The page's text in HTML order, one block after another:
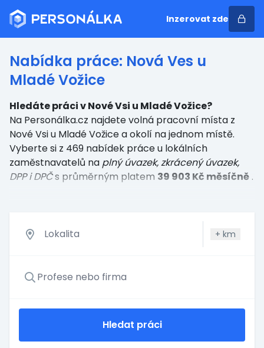
Inzerovat zde
Nabídka práce: Nová Ves u
Mladé Vožice
Hledáte práci v Nové Vsi u Mladé Vožice?
Na Personálka.cz najdete volná pracovní místa z
Nové Vsi u Mladé Vožice a okolí na jednom místě.
Vyberte si z 469 nabídek práce u lokálních
zaměstnavatelů na plný úvazek, zkrácený úvazek,
DPP i DPČs průměrným platem 39 903 Kč měsíčně .
+ km
Hledat práci